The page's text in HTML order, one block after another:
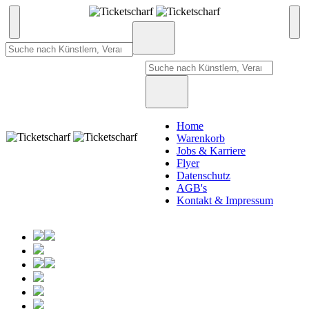
Home
Warenkorb
Jobs & Karriere
Flyer
Datenschutz
AGB's
Kontakt & Impressum